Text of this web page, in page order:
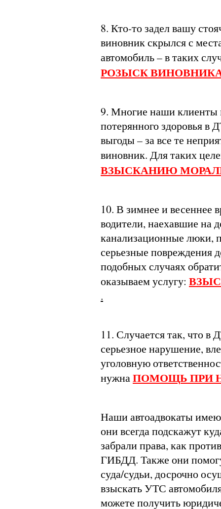
8. Кто-то задел вашу
виновник скрылся с
автомобиль – в таких
РОЗЫСК
9. Многие наши клиенты
потерянного здоровья
выгоды – за все те
виновник. Для таких
ВЗЫСКАНИЮ
10. В зимнее и весеннее
водители, наехавшие
канализационные люки,
серьезные повреждения
подобных случаях
оказываем услугу:
.
11. Случается так, что в
серьезное нарушение,
уголовную
нужнаПОМОЩЬ ПРИ
Наши автоадвокаты
они всегда подскажут
забрали права, как
ГИБДД. Также они
суда/судьи, досрочно
взыскать УТС
можете получить